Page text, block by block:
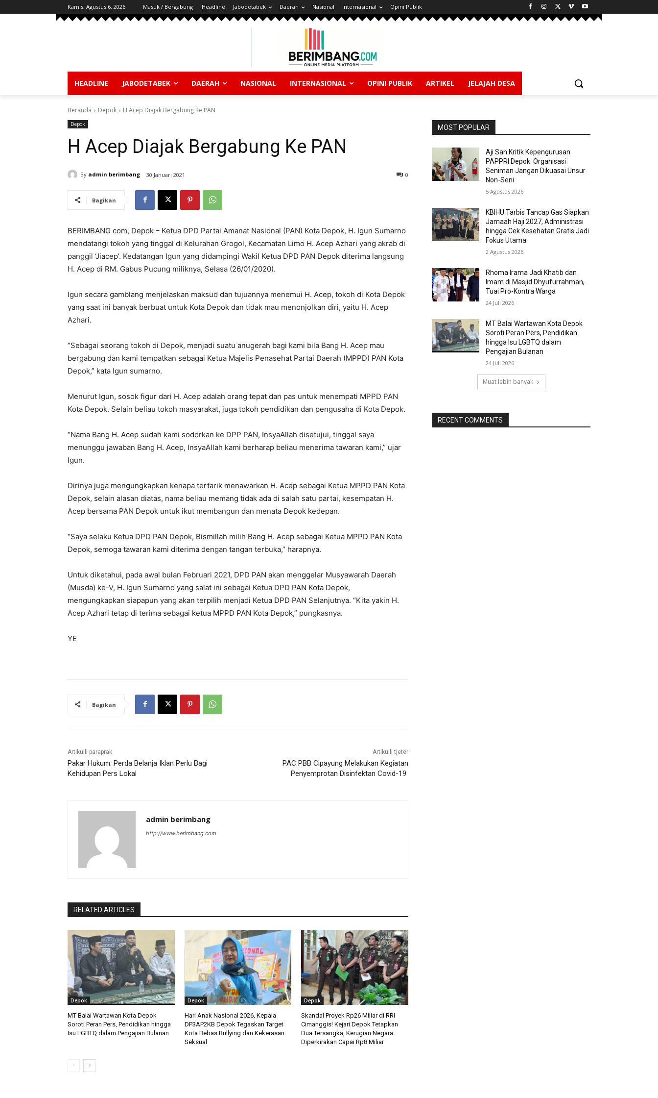
Kamis, Agustus 6, 2026 Masuk / Bergabung Headline Jabodetabek Daerah Nasional Internasional Opini Publik
HEADLINE JABODETABEK DAERAH NASIONAL INTERNASIONAL OPINI PUBLIK ARTIKEL JELAJAH DESA
Beranda Depok H Acep Diajak Bergabung Ke PAN
Depok
H Acep Diajak Bergabung Ke PAN
By admin berimbang 30 Januari 2021 0
Bagikan
BERIMBANG com, Depok – Ketua DPD Partai Amanat Nasional (PAN) Kota Depok, H. Igun Sumarno
mendatangi tokoh yang tinggal di Kelurahan Grogol, Kecamatan Limo H. Acep Azhari yang akrab di
panggil ‘Jiacep’. Kedatangan Igun yang didampingi Wakil Ketua DPD PAN Depok diterima langsung
H. Acep di RM. Gabus Pucung miliknya, Selasa (26/01/2020).
Igun secara gamblang menjelaskan maksud dan tujuannya menemui H. Acep, tokoh di Kota Depok
yang saat ini banyak berbuat untuk Kota Depok dan tidak mau menonjolkan diri, yaitu H. Acep
Azhari.
“Sebagai seorang tokoh di Depok, menjadi suatu anugerah bagi kami bila Bang H. Acep mau
bergabung dan kami tempatkan sebagai Ketua Majelis Penasehat Partai Daerah (MPPD) PAN Kota
Depok,” kata Igun sumarno.
Menurut Igun, sosok figur dari H. Acep adalah orang tepat dan pas untuk menempati MPPD PAN
Kota Depok. Selain beliau tokoh masyarakat, juga tokoh pendidikan dan pengusaha di Kota Depok.
“Nama Bang H. Acep sudah kami sodorkan ke DPP PAN, InsyaAllah disetujui, tinggal saya
menunggu jawaban Bang H. Acep, InsyaAllah kami berharap beliau menerima tawaran kami,” ujar
Igun.
Dirinya juga mengungkapkan kenapa tertarik menawarkan H. Acep sebagai Ketua MPPD PAN Kota
Depok, selain alasan diatas, nama beliau memang tidak ada di salah satu partai, kesempatan H.
Acep bersama PAN Depok untuk ikut membangun dan menata Depok kedepan.
“Saya selaku Ketua DPD PAN Depok, Bismillah milih Bang H. Acep sebagai Ketua MPPD PAN Kota
Depok, semoga tawaran kami diterima dengan tangan terbuka,” harapnya.
Untuk diketahui, pada awal bulan Februari 2021, DPD PAN akan menggelar Musyawarah Daerah
(Musda) ke-V, H. Igun Sumarno yang salat ini sebagai Ketua DPD PAN Kota Depok,
mengungkapkan siapapun yang akan terpilih menjadi Ketua DPD PAN Selanjutnya. “Kita yakin H.
Acep Azhari tetap di terima sebagai ketua MPPD PAN Kota Depok,” pungkasnya.
YE
Bagikan
Artikulli paraprak
Pakar Hukum: Perda Belanja Iklan Perlu Bagi
Kehidupan Pers Lokal
Artikulli tjetër
PAC PBB Cipayung Melakukan Kegiatan
Penyemprotan Disinfektan Covid-19
admin berimbang
http://www.berimbang.com
RELATED ARTICLES
Depok
MT Balai Wartawan Kota Depok
Soroti Peran Pers, Pendidikan hingga
Isu LGBTQ dalam Pengajian Bulanan
Depok
Hari Anak Nasional 2026, Kepala
DP3AP2KB Depok Tegaskan Target
Kota Bebas Bullying dan Kekerasan
Seksual
Depok
Skandal Proyek Rp26 Miliar di RRI
Cimanggis! Kejari Depok Tetapkan
Dua Tersangka, Kerugian Negara
Diperkirakan Capai Rp8 Miliar
MOST POPULAR
Aji San Kritik Kepengurusan
PAPPRI Depok: Organisasi
Seniman Jangan Dikuasai Unsur
Non-Seni
5 Agustus 2026
KBIHU Tarbis Tancap Gas Siapkan
Jamaah Haji 2027, Administrasi
hingga Cek Kesehatan Gratis Jadi
Fokus Utama
2 Agustus 2026
Rhoma Irama Jadi Khatib dan
Imam di Masjid Dhyufurrahman,
Tuai Pro-Kontra Warga
24 Juli 2026
MT Balai Wartawan Kota Depok
Soroti Peran Pers, Pendidikan
hingga Isu LGBTQ dalam
Pengajian Bulanan
24 Juli 2026
Muat lebih banyak
RECENT COMMENTS